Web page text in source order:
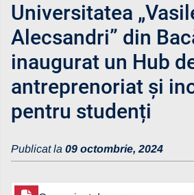
Universitatea
Alecsandri” din
inaugurat un Hub
antreprenoriat și
pentru studenți
Publicat la 09 octombrie, 2024